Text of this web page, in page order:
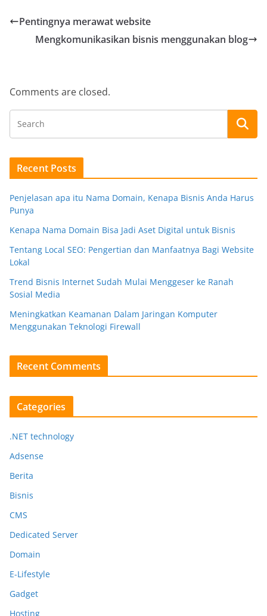
Pentingnya merawat website
Mengkomunikasikan bisnis menggunakan blog
Comments are closed.
Recent Posts
Penjelasan apa itu Nama Domain, Kenapa Bisnis Anda Harus
Punya
Kenapa Nama Domain Bisa Jadi Aset Digital untuk Bisnis
Tentang Local SEO: Pengertian dan Manfaatnya Bagi Website
Lokal
Trend Bisnis Internet Sudah Mulai Menggeser ke Ranah
Sosial Media
Meningkatkan Keamanan Dalam Jaringan Komputer
Menggunakan Teknologi Firewall
Recent Comments
Categories
.NET technology
Adsense
Berita
Bisnis
CMS
Dedicated Server
Domain
E-Lifestyle
Gadget
Hosting